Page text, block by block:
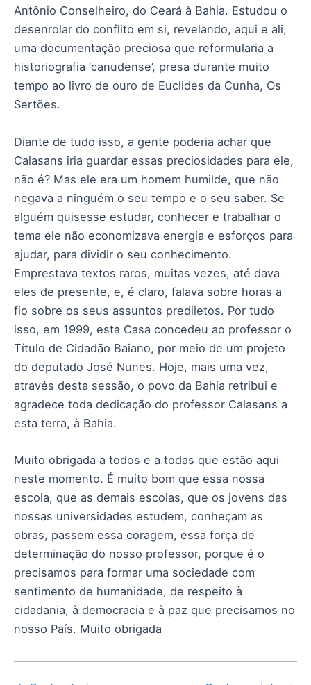
Antônio Conselheiro, do Ceará à Bahia. Estudou o
desenrolar do conflito em si, revelando, aqui e ali,
uma documentação preciosa que reformularia a
historiografia ‘canudense’, presa durante muito
tempo ao livro de ouro de Euclides da Cunha, Os
Sertões.
Diante de tudo isso, a gente poderia achar que
Calasans iria guardar essas preciosidades para ele,
não é? Mas ele era um homem humilde, que não
negava a ninguém o seu tempo e o seu saber. Se
alguém quisesse estudar, conhecer e trabalhar o
tema ele não economizava energia e esforços para
ajudar, para dividir o seu conhecimento.
Emprestava textos raros, muitas vezes, até dava
eles de presente, e, é claro, falava sobre horas a
fio sobre os seus assuntos prediletos. Por tudo
isso, em 1999, esta Casa concedeu ao professor o
Título de Cidadão Baiano, por meio de um projeto
do deputado José Nunes. Hoje, mais uma vez,
através desta sessão, o povo da Bahia retribui e
agradece toda dedicação do professor Calasans a
esta terra, à Bahia.
Muito obrigada a todos e a todas que estão aqui
neste momento. É muito bom que essa nossa
escola, que as demais escolas, que os jovens das
nossas universidades estudem, conheçam as
obras, passem essa coragem, essa força de
determinação do nosso professor, porque é o
precisamos para formar uma sociedade com
sentimento de humanidade, de respeito à
cidadania, à democracia e à paz que precisamos no
nosso País. Muito obrigada